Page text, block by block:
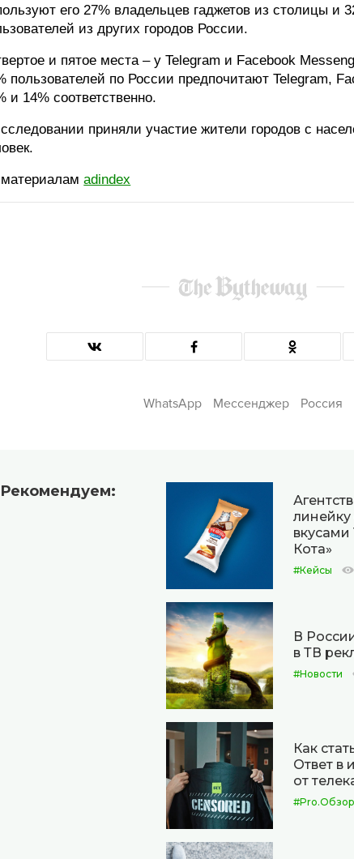
его 27% владельцев гаджетов из столицы и
из других городов России.
и пятое места – у Telegram и Facebook
пользователей по России предпочитают Telegram,
и 14% соответственно.
приняли участие жители городов с
adindex
WhatsApp Мессенджер Россия
Рекомендуем:
Кота»
#Кейсы
В
в ТВ
#Новости
Как
Ответ в
от
#Pro.Обзор